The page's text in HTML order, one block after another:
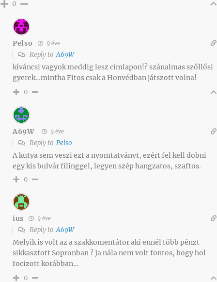
0
Pelso 9 éve
Reply toA69W
kíváncsi vagyok meddig lesz címlapon!? szánalmas szőllősi
gyerek…mintha Fitos csak a Honvédban játszott volna!
0
A69W 9 éve
Reply to Pelso
A kutya sem veszi ezt a nyomtatványt, ezért fel kell dobni
egy kis bulvár fílinggel, legyen szép hangzatos, szaftos.
0
ius 9 éve
Reply toA69W
Melyik is volt az a szakkomentátor aki ennél több pénzt
sikkasztott Sopronban ? Ja nála nem volt fontos, hogy hol
focizott korábban…
0